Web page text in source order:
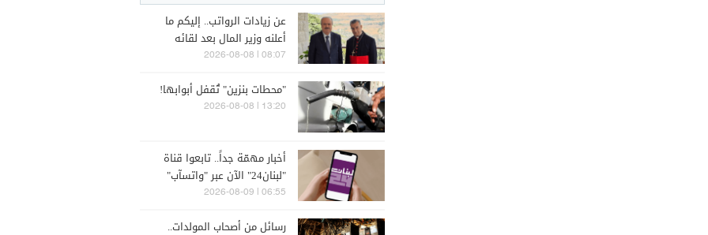
عن زيادات الرواتب.. إليكم ما
أعلنه وزير المال بعد لقائه
الراعي
08:07 | 2026-08-08
"محطات بنزين" تُقفل أبوابها!
13:20 | 2026-08-08
أخبار مهمّة جداً.. تابعوا قناة
"لبنان24" الآن عبر "واتسآب"
بكبسة زرّ
06:55 | 2026-08-09
رسائل من أصحاب المولدات..